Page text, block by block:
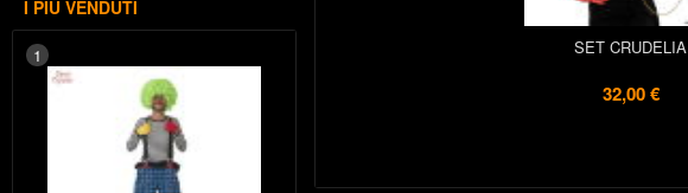
I PIÙ VENDUTI
1 SET CRUDELIA
32,00 €